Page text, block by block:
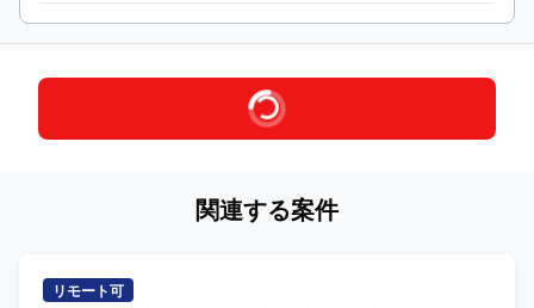
関連する案件
リモート可